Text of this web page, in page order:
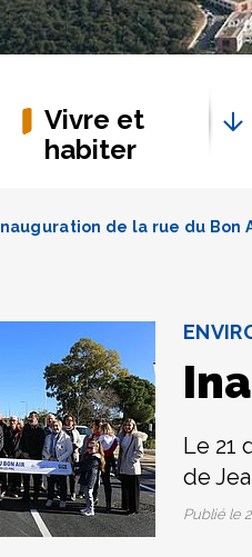
Vivre et
habiter
Inauguration de la rue du Bon
Le 21
de
Publié le